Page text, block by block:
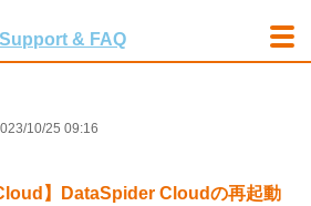
10/25 09:16
】DataSpider Cloudの再起動